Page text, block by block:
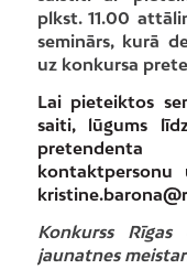
plkst. 11.00
seminārs, kurā
uz konkursa
Lai pieteiktos
saiti, lūgums
pretendenta
Konkurss
jaunatnes